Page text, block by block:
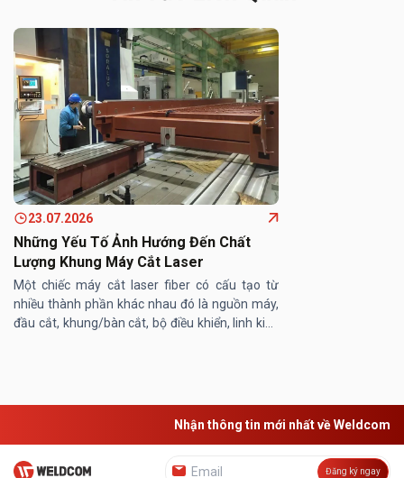
23.07.2026
Những Yếu Tố Ảnh Hướng Đến Chất
Lượng Khung Máy Cắt Laser
Một chiếc máy cắt laser fiber có cấu tạo từ
nhiều thành phần khác nhau đó là nguồn máy,
đầu cắt, khung/bàn cắt, bộ điều khiển, linh kiện
Nhận thông tin mới nhất về Weldcom
Đăng ký ngay